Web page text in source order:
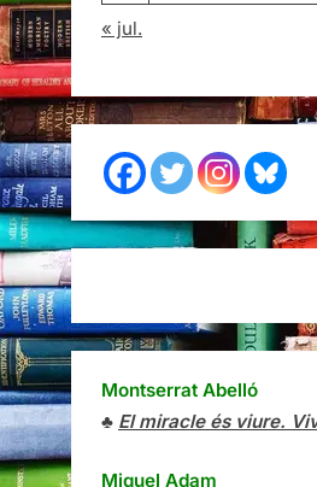
« jul.
Montserrat Abelló
♣ El miracle és viure.
Miquel Adam